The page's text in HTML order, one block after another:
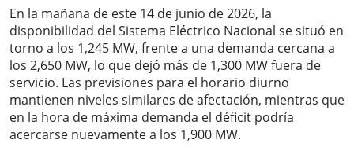
En la mañana de este 14 de junio de 2026, la
disponibilidad del Sistema Eléctrico Nacional se situó en
torno a los 1,245 MW, frente a una demanda cercana a
los 2,650 MW, lo que dejó más de 1,300 MW fuera de
servicio. Las previsiones para el horario diurno
mantienen niveles similares de afectación, mientras que
en la hora de máxima demanda el déficit podría
acercarse nuevamente a los 1,900 MW.